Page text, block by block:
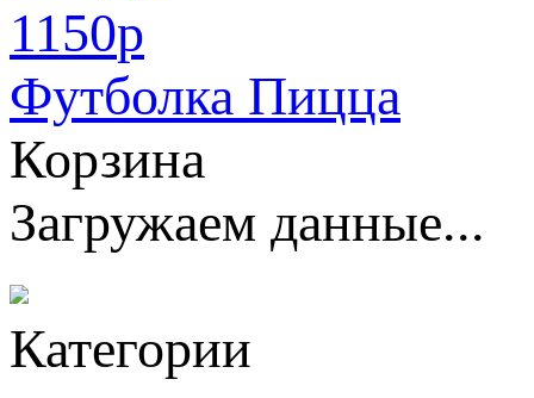
1150p
Футболка Пицца
Корзина
Загружаем данные...
Категории